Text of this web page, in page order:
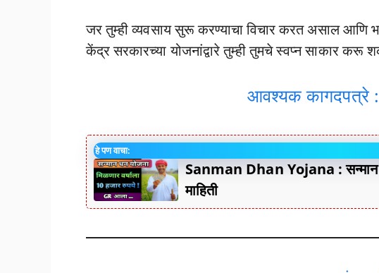
जर तुम्ही व्यवसाय सुरू करण्याचा विचार करत असाल आणि
केंद्र सरकारच्या योजनांद्वारे तुम्ही तुमचे स्वप्न साकार करू
आवश्यक कागदपत्रे
हे पण वाचा:
Sanman Dhan Yojana : सन्मान
माहिती